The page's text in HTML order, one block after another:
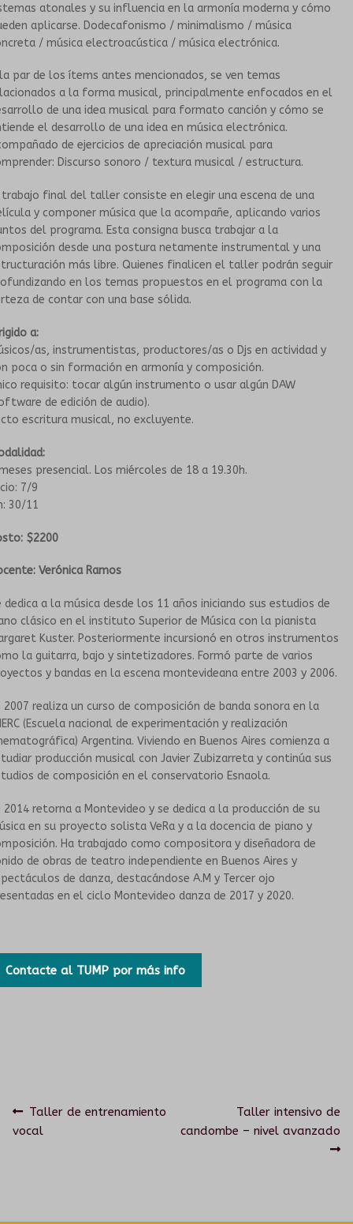
PROPUESTAS ARTÍSTICAS
ORQUESTA INESTABLE
GALERÍA
atonales y su influencia en la armonía moderna y cómo
aplicarse. Dodecafonismo / minimalismo / música
/ música electroacústica / música electrónica.
par de los ítems antes mencionados, se ven temas
a la forma musical, principalmente enfocados en el
de una idea musical para formato canción y cómo se
el desarrollo de una idea en música electrónica.
de ejercicios de apreciación musical para
Discurso sonoro / textura musical / estructura.
trabajo final del taller consiste en elegir una escena de una
y componer música que la acompañe, aplicando varios
del programa. Esta consigna busca trabajar a la
desde una postura netamente instrumental y una
más libre. Quienes finalicen el taller podrán seguir
en los temas propuestos en el programa con la
de contar con una base sólida.
a:
as, instrumentistas, productores/as o Djs en actividad y
poca o sin formación en armonía y composición.
requisito: tocar algún instrumento o usar algún DAW
de edición de audio).
escritura musical, no excluyente.
presencial. Los miércoles de 18 a 19.30h.
7/9
30/11
$2200
Verónica Ramos
dedica a la música desde los 11 años iniciando sus estudios de
clásico en el instituto Superior de Música con la pianista
Kuster. Posteriormente incursionó en otros instrumentos
la guitarra, bajo y sintetizadores. Formó parte de varios
y bandas en la escena montevideana entre 2003 y 2006.
2007 realiza un curso de composición de banda sonora en la
(Escuela nacional de experimentación y realización
Argentina. Viviendo en Buenos Aires comienza a
producción musical con Javier Zubizarreta y continúa sus
de composición en el conservatorio Esnaola.
2014 retorna a Montevideo y se dedica a la producción de su
en su proyecto solista VeRa y a la docencia de piano y
Ha trabajado como compositora y diseñadora de
de obras de teatro independiente en Buenos Aires y
de danza, destacándose A.M y Tercer ojo
en el ciclo Montevideo danza de 2017 y 2020.
Contacte al TUMP por más info
Navegación
Anterior:
Taller de entrenamiento
vocal
Siguiente:
Taller intensivo de
candombe – nivel avanzado